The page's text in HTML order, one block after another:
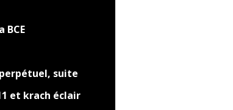
BCE
suite
et krach éclair